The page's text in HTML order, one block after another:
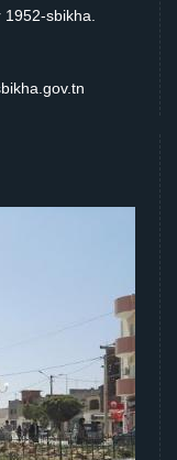
sbikha.